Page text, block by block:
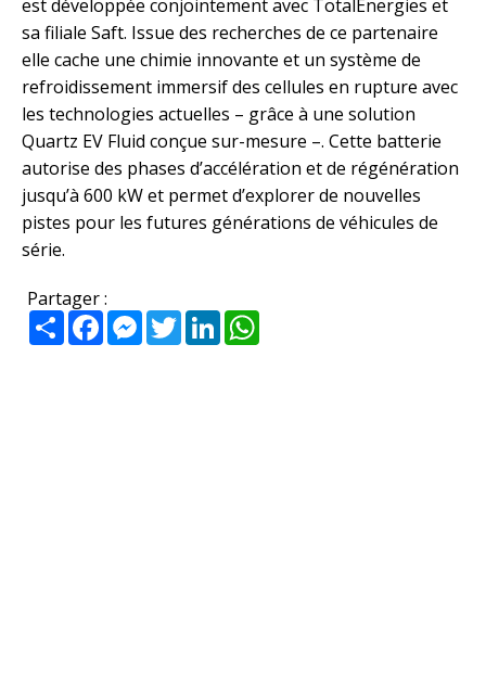
est développée conjointement avec TotalEnergies et
sa filiale Saft. Issue des recherches de ce partenaire
elle cache une chimie innovante et un système de
refroidissement immersif des cellules en rupture avec
les technologies actuelles – grâce à une solution
Quartz EV Fluid conçue sur-mesure –. Cette batterie
autorise des phases d’accélération et de régénération
jusqu’à 600 kW et permet d’explorer de nouvelles
pistes pour les futures générations de véhicules de
série.
Partager :
PartagerFacebookMessenger
TwitterLinkedIn